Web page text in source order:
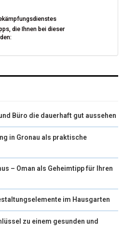
R
S
T
N
die Ihnen bei dieser
Büro die dauerhaft gut aussehen
in Gronau als praktische
– Oman als Geheimtipp für Ihren
im Hausgarten
zu einem gesunden und